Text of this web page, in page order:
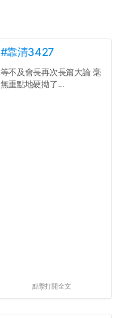
#靠清3427
等不及會長再次長篇大論 毫
無重點地硬拗了...
點擊打開全文